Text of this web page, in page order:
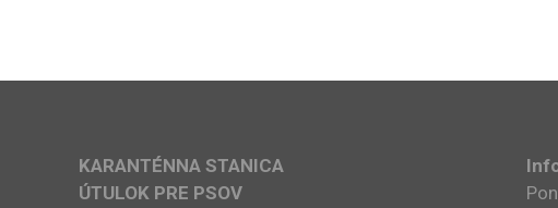
KARANTÉNNA STANICA
ÚTULOK PRE PSOV